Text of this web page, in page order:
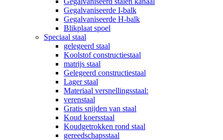
Gegalvaniseerde I-balk
Gegalvaniseerde H-balk
Blikplaat spoel
Speciaal staal
gelegeerd staal
Koolstof constructiestaal
matrijs staal
Gelegeerd constructiestaal
Lager staal
Materiaal versnellingsstaal:
verenstaal
Gratis snijden van staal
Koud koersstaal
Koudgetrokken rond staal
gereedschapsstaal